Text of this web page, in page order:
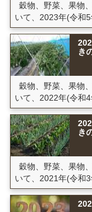
穀物、野菜、果物
いて、2023年(令和
き
穀物、野菜、果物
いて、2022年(令和
き
穀物、野菜、果物
いて、2021年(令和3